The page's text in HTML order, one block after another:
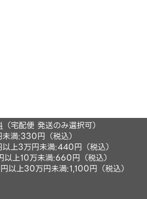
（宅配便 発送のみ選択可）
未満:330円（税込）
以上3万円未満:440円（税込）
以上10万未満:660円（税込）
以上30万円未満:1,100円（税込）